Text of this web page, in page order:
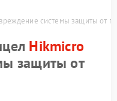
системы защиты от
Hikmicro
защиты от